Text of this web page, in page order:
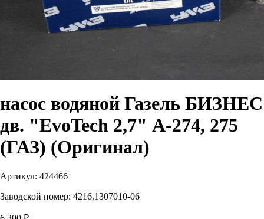
насос водяной Газель БИЗНЕС
дв. "EvoTech 2,7" А-274, 275
(ГАЗ) (Оригинал)
Артикул: 424466
Заводской номер: 4216.1307010-06